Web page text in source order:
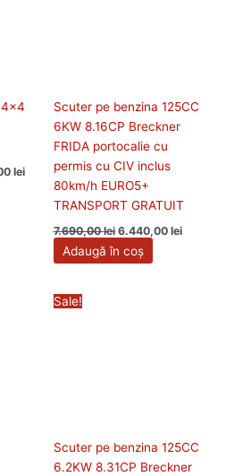
lei
Scuter pe benzina 125CC
6KW 8.16CP Breckner
FRIDA portocalie cu
permis cu CIV inclus
80km/h EURO5+
TRANSPORT GRATUIT
7.690,00lei 6.440,00 lei
Adaugă în coș
Sale!
Scuter pe benzina 125CC
6.2KW 8.31CP Breckner